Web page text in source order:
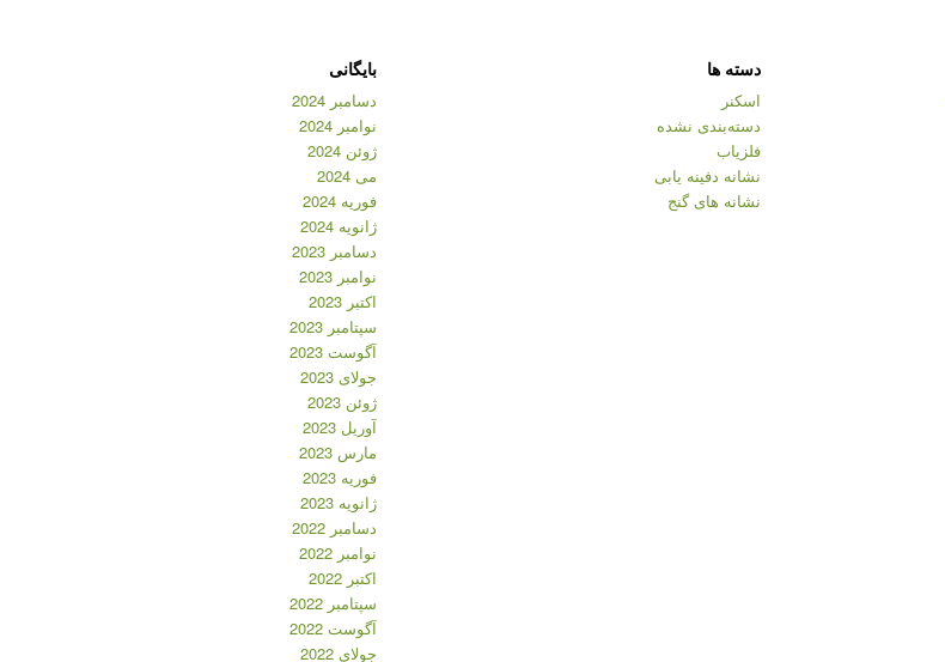
دسته ها
اسکنر
دسته‌بندی نشده
فلزیاب
نشانه دفینه یابی
نشانه های گنج
بایگانی
دسامبر 2024
نوامبر 2024
ژوئن 2024
می 2024
فوریه 2024
ژانویه 2024
دسامبر 2023
نوامبر 2023
اکتبر 2023
سپتامبر 2023
آگوست 2023
جولای 2023
ژوئن 2023
آوریل 2023
مارس 2023
فوریه 2023
ژانویه 2023
دسامبر 2022
نوامبر 2022
اکتبر 2022
سپتامبر 2022
آگوست 2022
جولای 2022